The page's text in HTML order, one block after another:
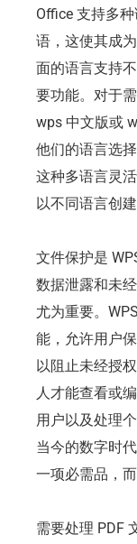
Office 支持多
语，这使其成
面的语言支持
要功能。对于
wps 中文版或
他们的语言选
这种多语言灵
以不同语言创
文件保护是
数据泄露和未
尤为重要。
能，允许用户
以阻止未经授
人才能查看或
用户以及处理
当今的数字时
一项必需品，
需要处理 PDF